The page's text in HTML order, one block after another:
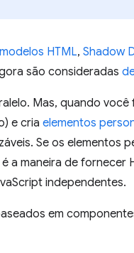
modelos HTML, Shadow
são consideradas
Mas, quando você
e cria elementos
Se os elementos
a maneira de fornecer
independentes.
em